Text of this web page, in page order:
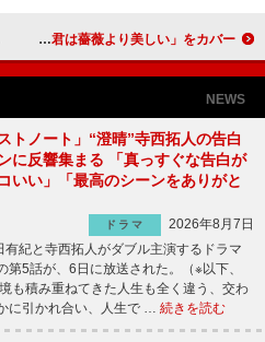
香港の貴公子ジョナサン・ウォンが日本デビュー 布施明の名曲「君は薔薇より美しい」をカバー
NEWS
ストノート」“澄晴”寺西拓人の告白
に反響集まる 「真っすぐな告白が
いい」「最高のシーンをありがと
ドラマ
2026年8月7日
紀と寺西拓人がダブル主演するドラマ
第5話が、6日に放送された。（※以下、
積み重ねてきた人生も全く違う、交わ
に引かれ合い、人生で … 続きを読む